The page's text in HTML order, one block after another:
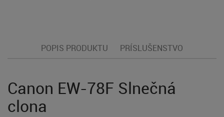
POPIS PRODUKTU PRÍSLUŠENSTVO
Canon EW-78F Slnečná
clona